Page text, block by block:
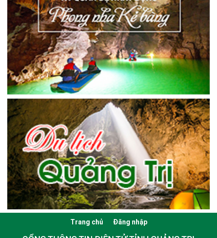
Trang chủ Đăng nhập